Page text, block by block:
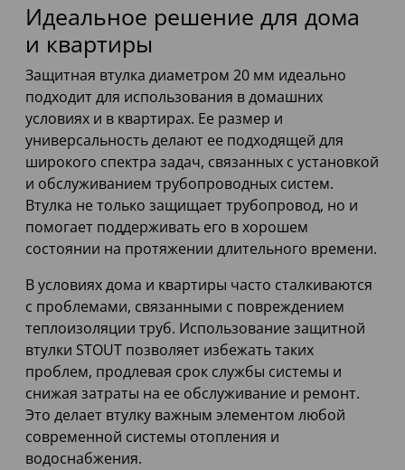
Идеальное решение для дома
и квартиры
Защитная втулка диаметром 20 мм идеально
подходит для использования в домашних
условиях и в квартирах. Ее размер и
универсальность делают ее подходящей для
широкого спектра задач, связанных с установкой
и обслуживанием трубопроводных систем.
Втулка не только защищает трубопровод, но и
помогает поддерживать его в хорошем
состоянии на протяжении длительного времени.
В условиях дома и квартиры часто сталкиваются
с проблемами, связанными с повреждением
теплоизоляции труб. Использование защитной
втулки STOUT позволяет избежать таких
проблем, продлевая срок службы системы и
снижая затраты на ее обслуживание и ремонт.
Это делает втулку важным элементом любой
современной системы отопления и
водоснабжения.